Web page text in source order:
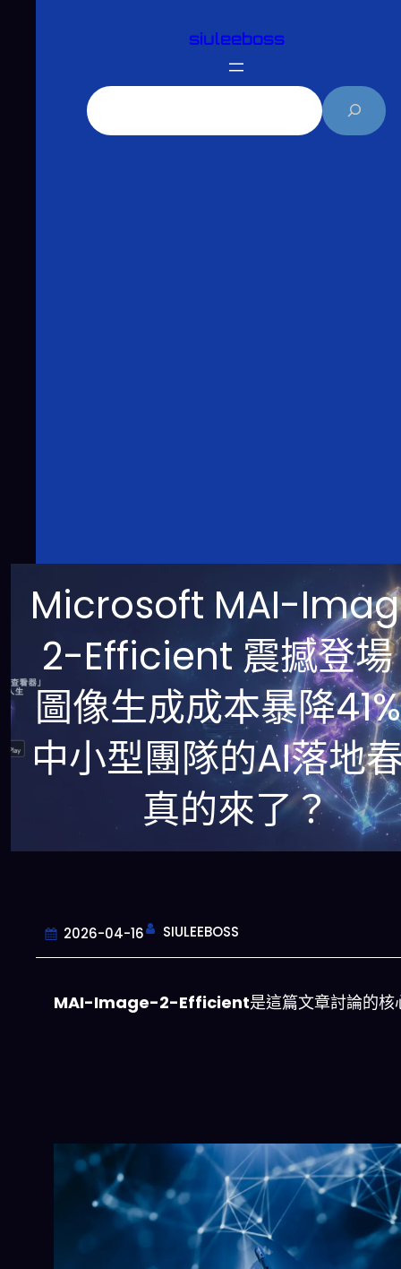
siuleeboss
Microsoft MAI-
2-Efficient 震撼登
圖像生成成本暴降
中小型團隊的AI落地
真的來了？
2026-04-16 SIULEEBOSS
MAI-Image-2-Efficient是這篇文章討論的核